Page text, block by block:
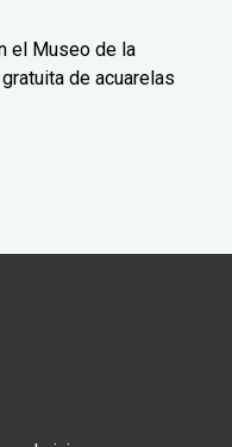
el Museo de la
de acuarelas